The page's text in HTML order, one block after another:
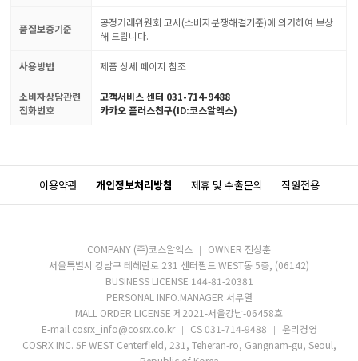
품질보증기준
공정거래위원회 고시(소비자분쟁해결기준)에 의거하여 보상
해 드립니다.
사용방법 제품 상세 페이지 참조
소비자상담관련
전화번호
고객서비스 센터 031-714-9488
카카오 플러스친구(ID:코스알엑스)
이용약관 개인정보처리방침 제휴 및 수출문의 직원전용
COMPANY (주)코스알엑스
OWNER 전상훈
서울특별시 강남구 테헤란로 231 센터필드 WEST동 5층, (06142)
BUSINESS LICENSE 144-81-20381
PERSONAL INFO.MANAGER 서무열
MALL ORDER LICENSE 제2021-서울강남-06458호
E-mail cosrx_info@cosrx.co.kr
CS 031-714-9488
윤리경영
COSRX INC. 5F WEST Centerfield, 231, Teheran-ro, Gangnam-gu, Seoul,